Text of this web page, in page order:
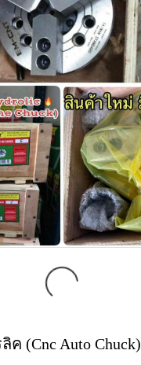
ค (Cnc Auto Chuck)